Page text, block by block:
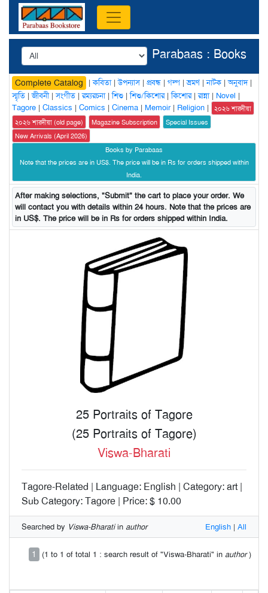
Parabaas : Books
Complete Catalog |কবিতা|উপন্যাস| প্রবন্ধ | গল্প |ভ্রমণ|নাটক |অনুবাদ|
স্মৃতি |জীবনী|সংগীত |রম্যরচনা|শিশু |শিশু/কিশোর|কিশোর|রান্না| Novel |
Tagore | Classics | Comics | Cinema | Memoir| Religion |
২০২৬ শারদীয়া
২০২৬ শারদীয়া (old page)
Magazine Subscription
Special Issues
New Arrivals (April 2026)
Books by Parabaas
Note that the prices are in US$. The price will be in Rs for orders shipped within
India.
After making selections, "Submit" the cart to place your order. We
will contact you with details within 24 hours. Note that the prices are
in US$. The price will be in Rs for orders shipped within India.
25 Portraits of Tagore
(25 Portraits of Tagore)
Viswa-Bharati
Tagore-Related | Language: English | Category: art |
Sub Category: Tagore | Price: $ 10.00
Searched by Viswa-Bharatiin author English | All
1 (1 to 1 of total 1 : search result of "Viswa-Bharati" in author)